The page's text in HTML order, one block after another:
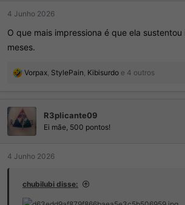
4 Junho 2026
O que mais impressiona é que ela
meses.
R
õ
e
s
Vorpax StylePain Kibisurdo e 4 outros
R3plicante09
Ei mãe, 500 pontos!
4 Junho 2026
chubilubi disse: